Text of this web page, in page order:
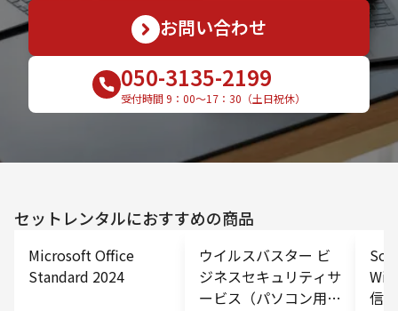
お問い合わせ
050-3135-2199
受付時間 9：00〜17：30（土日祝休）
セットレンタルにおすすめの商品
Microsoft Office
Standard 2024
ウイルスバスター ビ
ジネスセキュリティサ
ービス（パソコン用オ
信